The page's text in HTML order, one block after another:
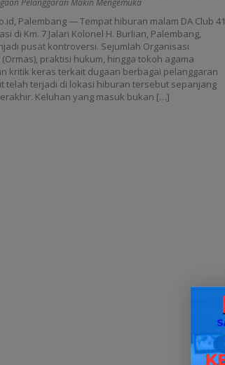
Palembang — Tempat hiburan malam DA Club 41
di Km. 7 Jalan Kolonel H. Burlian, Palembang,
pusat kontroversi. Sejumlah Organisasi
praktisi hukum, hingga tokoh agama
kritik keras terkait dugaan berbagai pelanggaran
telah terjadi di lokasi hiburan tersebut sepanjang
Keluhan yang masuk bukan […]